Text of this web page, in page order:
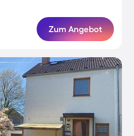
Zum Angebot